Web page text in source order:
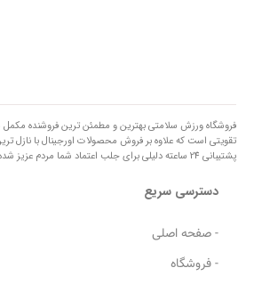
فروشگاه ورزش سلامتی بهترین و مطمئن ترین فروشنده
تقویتی است که علاوه بر فروش محصولات اورجینال با نازل
پشتیبانی 24 ساعته دلیلی برای جلب اعتماد شما مردم عزیز شده است.
دسترسی سریع
- صفحه اصلی
- فروشگاه